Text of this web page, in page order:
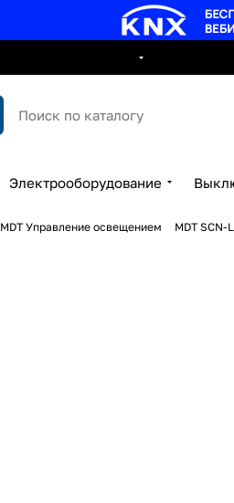
Электрооборудование
MDT Управление освещением MDT SCN-